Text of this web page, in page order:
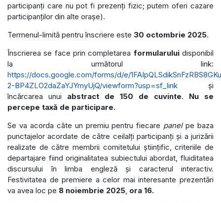
participanți care nu pot fi prezenți fizic; putem oferi cazare
participanților din alte orașe).
Termenul-limită pentru înscriere este 30 octombrie 2025.
Înscrierea se face prin completarea formularuluidisponibil
la următorul link:
https://docs.google.com/forms/d/e/
2-BP4ZLO2daZaYJYmyUjQ/viewform?usp=sf_link și
încărcarea unui abstract de 150 de cuvinte. Nu se
percepe taxă de participare.
Se va acorda câte un premiu pentru fiecare panelpe baza
punctajelor acordate de către ceilalți participanți și a jurizării
realizate de către membrii comitetului științific, criteriile de
departajare fiind originalitatea subiectului abordat, fluiditatea
discursului în limba engleză și caracterul interactiv.
Festivitatea de premiere a celor mai interesante prezentări
va avea loc pe 8 noiembrie 2025 ora 16.